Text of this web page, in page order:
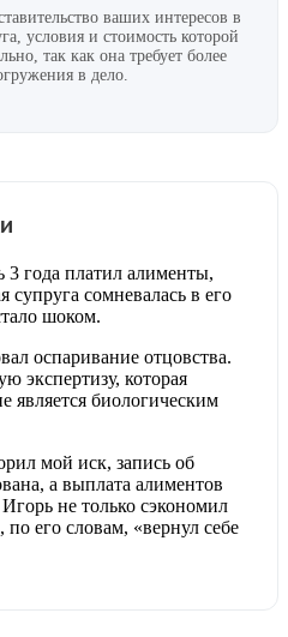
ваших интересов в
условия и стоимость которой
так как она требует более
в дело.
3 года платил алименты,
супруга сомневалась в его
шоком.
оспаривание отцовства.
экспертизу, которая
является биологическим
мой иск, запись об
а выплата алиментов
не только сэкономил
его словам, «вернул себе